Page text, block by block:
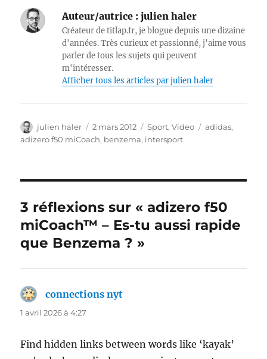
Auteur/autrice : julien haler
Créateur de titlap.fr, je blogue depuis une dizaine
d'années. Très curieux et passionné, j'aime vous
parler de tous les sujets qui peuvent
m'intéresser.
Afficher tous les articles par julien haler
Auteur
julien haler
Publié
le
2 mars 2012 Catégories
Sport,Video Étiquettes
adidas,
adizero f50 miCoach, benzema, intersport
3 réflexions sur « adizero f50
miCoach™ – Es-tu aussi rapide
que Benzema ? »
connections nyt
1 avril 2026 à 4:27
Find hidden links between words like ‘kayak’